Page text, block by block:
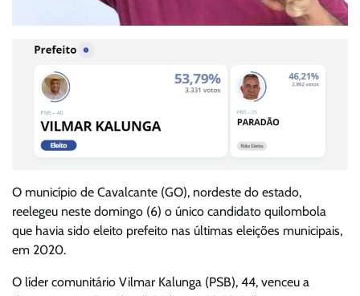
O município de Cavalcante (GO), nordeste do estado,
reelegeu neste domingo (6) o único candidato quilombola
que havia sido eleito prefeito nas últimas eleições municipais,
em 2020.
O líder comunitário Vilmar Kalunga (PSB), 44, venceu a